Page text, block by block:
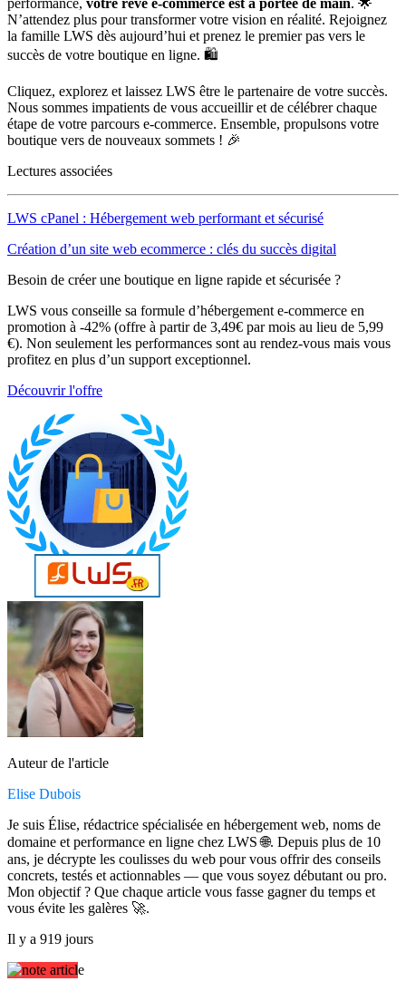
N’attendez plus pour transformer votre vision en réalité. Rejoignez
la famille LWS dès aujourd’hui et prenez le premier pas vers le
succès de votre boutique en ligne. 🛍️
Cliquez, explorez et laissez LWS être le partenaire de votre succès.
Nous sommes impatients de vous accueillir et de célébrer chaque
étape de votre parcours e-commerce. Ensemble, propulsons votre
boutique vers de nouveaux sommets ! 🎉
Lectures associées
LWS cPanel : Hébergement web performant et sécurisé
Création d’un site web ecommerce : clés du succès digital
Besoin de créer une boutique en ligne rapide et sécurisée ?
LWS vous conseille sa formule d’hébergement e-commerce en
promotion à -42% (offre à partir de 3,49€ par mois au lieu de 5,99
€). Non seulement les performances sont au rendez-vous mais vous
profitez en plus d’un support exceptionnel.
Découvrir l'offre
Auteur de l'article
Elise Dubois
Je suis Élise, rédactrice spécialisée en hébergement web, noms de
domaine et performance en ligne chez LWS 🌐. Depuis plus de 10
ans, je décrypte les coulisses du web pour vous offrir des conseils
concrets, testés et actionnables — que vous soyez débutant ou pro.
Mon objectif ? Que chaque article vous fasse gagner du temps et
vous évite les galères 🚀.
Il y a 919 jours